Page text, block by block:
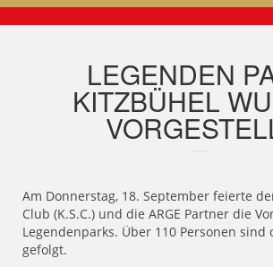
LEGENDEN
KITZBÜHEL
Am Donnerstag, 18. September feierte
Club (K.S.C.) und die ARGE Partner die
Legendenparks. Über 110 Personen sind
gefolgt.